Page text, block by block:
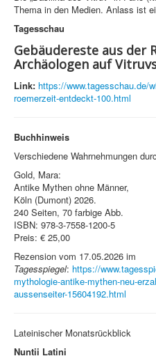
Thema in den Medien. Anlass ist
Tagesschau
Gebäudereste aus der
Archäologen auf
Link: https://www.tagesschau.de/
roemerzeit-entdeckt-100.html
Buchhinweis
Verschiedene Wahrnehmungen
Gold, Mara:
Antike Mythen ohne Männer,
Köln (Dumont) 2026.
240 Seiten, 70 farbige Abb.
ISBN: 978-3-7558-1200-5
Preis: € 25,00
Rezension vom 17.05.2026 im
Tagesspiegel: https://
mythologie-antike-mythen-neu-
aussenseiter-15604192.html
Lateinischer Monatsrückblick
Nuntii Latini